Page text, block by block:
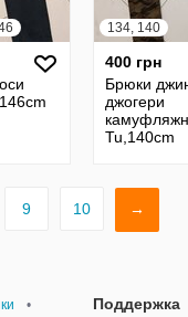
134, 140
400 грн
Брюки
джогери
Tu,140cm
9 10 →
Поддержка
•